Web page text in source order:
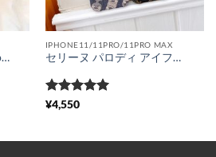
ヴィトン 風 iphone16/16pro ケース ルイヴィトン iphone15pro/14plus ケース カード収納 可愛い iphone13/13pro ケース ブランド メンズ iphone12/11pro ケース ペア 大人
IPHONE11/11PRO/11PRO MAX
セリーヌ パロディ アイフォン12pro max/12pro カバー 刺繡 CELINE iphone12/11pro max/11 ケース 韓国 おしゃれ iphonexs/xr スマホカバー 大人っぽい ビジネス風 iphonexs max 携帯ケース 安全 可愛い
5段階中
¥4,550